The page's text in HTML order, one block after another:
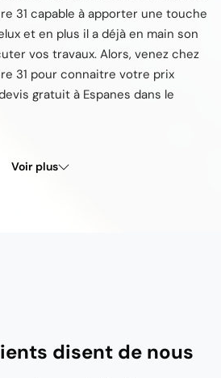
31 capable à apporter une touche
et en plus il a déjà en main son
vos travaux. Alors, venez chez
31 pour connaitre votre prix
gratuit à Espanes dans le
Voir plus
disent de nous